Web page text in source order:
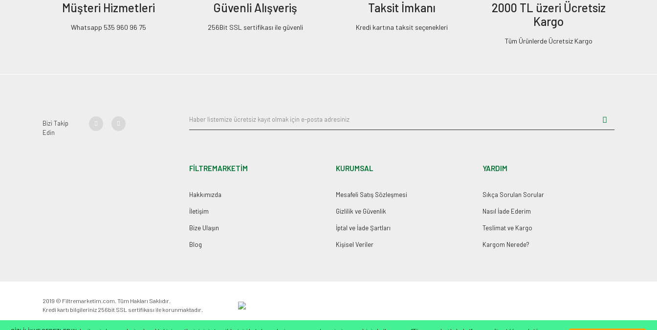
Müşteri Hizmetleri
Whatsapp 535 960 96 75
Güvenli Alışveriş
256Bit SSL sertifikası ile güvenli
Taksit İmkanı
Kredi kartına taksit seçenekleri
2000 TL üzeri Ücretsiz
Kargo
Tüm Ürünlerde Ücretsiz Kargo
Bizi Takip
Edin
FİLTREMARKETİM
Hakkımızda
İletişim
Bize Ulaşın
Blog
KURUMSAL
Mesafeli Satış Sözleşmesi
Gizlilik ve Güvenlik
İptal ve İade Şartları
Kişisel Veriler
YARDIM
Sıkça Sorulan Sorular
Nasıl İade Ederim
Teslimat ve Kargo
Kargom Nerede?
2019 © Filtremarketim.com. Tüm Hakları Saklıdır.
Kredi kartı bilgileriniz 256bit SSL sertifikası ile korunmaktadır.